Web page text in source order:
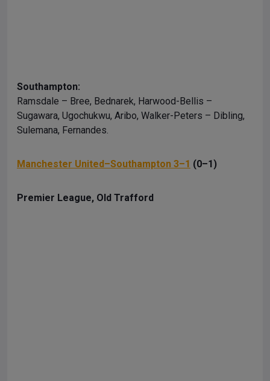
Southampton:
Ramsdale – Bree, Bednarek, Harwood-Bellis –
Sugawara, Ugochukwu, Aribo, Walker-Peters – Dibling,
Sulemana, Fernandes.
Manchester United–Southampton 3–1 (0–1)
Premier League, Old Trafford